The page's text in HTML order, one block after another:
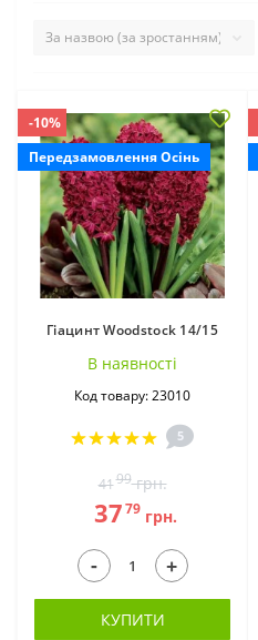
Мускарі (45)
Амариліс (19)
Ахіменес (11)
-10%
Передзамовлення Осінь
Гіацинт Woodstock 14/15
В наявностi
Код товару: 23010
5
4199грн.
3779грн.
- +
КУПИТИ